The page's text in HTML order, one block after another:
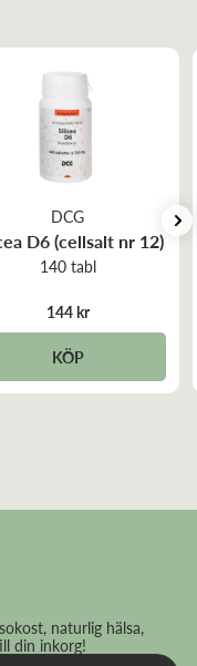
DCG
D6 (cellsalt nr 12)
140 tabl
144 kr
KÖP
naturlig hälsa,
din inkorg!